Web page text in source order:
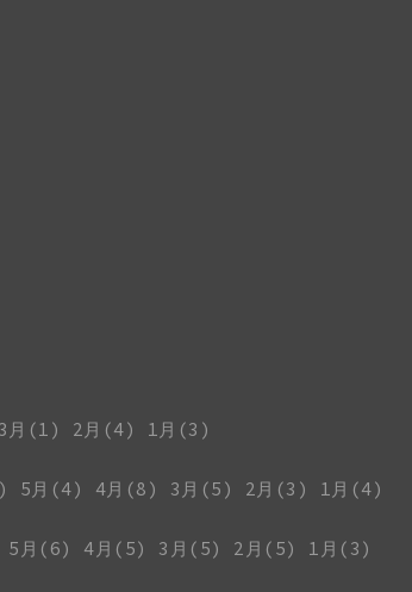
3月(1) 2月(4)
1月(3)
5月(4) 4月(8) 3月(5) 2月(3)
1月(4)
5月(6) 4月(5) 3月(5) 2月(5)
1月(3)